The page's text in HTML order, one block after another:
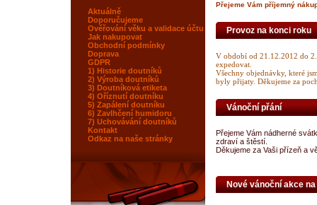
Aktuálně
Doporučujeme
Ověřování věku a validace účtu
Jak nakupovat
Obchodní podmínky
Doprava
GDPR
1) Historie doutníků
2) Výroba doutníků
3) Doutníková etiketa
4) Oříznutí doutníku
5) Zapálení doutníku
6) Zavlhčení humidoru
7) Uchovávání doutníků
Kontakt
Odkaz na naše stránky
Přejeme Vám příjemný
Provoz na konci roku
V období od 21.12.2012 do
expedovat.
Všechny objednávky, které
byly přijaty. Děkujeme za
Vánoční přání
Přejeme Vám nádherné
zdraví a štěstí.
Děkujeme za Vaši přízeň a
Nové vánoční akce na